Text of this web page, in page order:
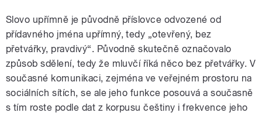
Slovo upřímně je původně příslovce odvozené od
přídavného jména upřímný, tedy „otevřený, bez
přetvářky, pravdivý“. Původně skutečně označovalo
způsob sdělení, tedy že mluvčí říká něco bez přetvářky. V
současné komunikaci, zejména ve veřejném prostoru na
sociálních sítích, se ale jeho funkce posouvá a současně
s tím roste podle dat z korpusu češtiny i frekvence jeho